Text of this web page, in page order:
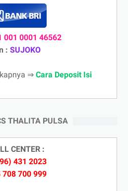
001 0001 46562
: SUJOKO
⇒ Cara Deposit Isi
THALITA PULSA
CENTER :
431 2023
708 700 999